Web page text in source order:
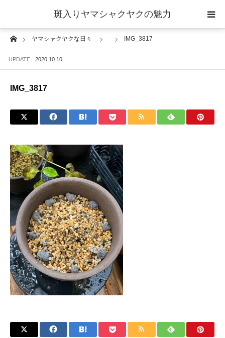
斑入りヤマシャクヤクの魅力
Homeヤマシャクヤクな日々 IMG_3817
UPDATE 2020.10.10
IMG_3817
当サイトについて
斑入りヤマシャクヤクの魅力 ギャラリー